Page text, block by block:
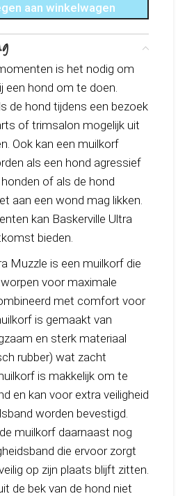
aan winkelwagen
is het nodig om
een hond om te doen.
de hond tijdens een bezoek
of trimsalon mogelijk uit
Ook kan een muilkorf
als een hond agressief
of als de hond
aan een wond mag likken.
kan Baskerville Ultra
bieden.
Muzzle is een muilkorf die
voor maximale
met comfort voor
is gemaakt van
en sterk materiaal
rubber) wat zacht
is makkelijk om te
en kan voor extra veiligheid
worden bevestigd.
muilkorf daarnaast nog
die ervoor zorgt
op zijn plaats blijft zitten.
de bek van de hond niet